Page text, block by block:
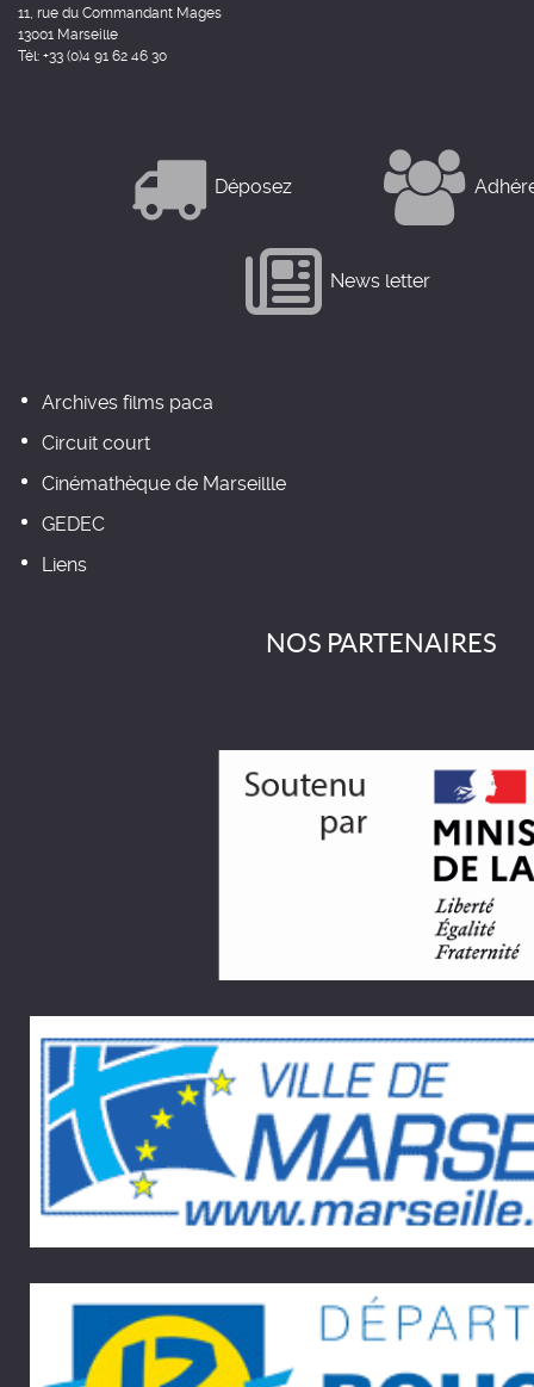
11, rue du Commandant Mages
13001 Marseille
Tél: +33 (0)4 91 62 46 30
Déposez
News letter
Archives films paca
Circuit court
Cinémathèque de Marseillle
GEDEC
Liens
NOS PARTENAIRES